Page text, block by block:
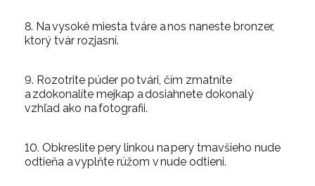
8. Na vysoké miesta tváre a nos naneste bronzer,
ktorý tvár rozjasní.
9. Rozotrite púder po tvári, čím zmatníte
a zdokonalíte mejkap a dosiahnete dokonalý
vzhľad ako na fotografii.
10. Obkreslite pery linkou na pery tmavšieho nude
odtieňa a vyplňte rúžom v nude odtieni.